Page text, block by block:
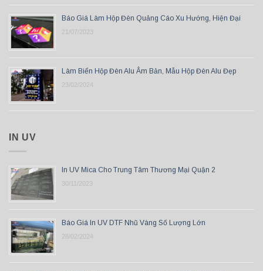
Báo Giá Làm Hộp Đèn Quảng Cáo Xu Hướng, Hiện Đại
21/07/2023
Làm Biển Hộp Đèn Alu Âm Bản, Mẫu Hộp Đèn Alu Đẹp
23/02/2024
IN UV
In UV Mica Cho Trung Tâm Thương Mại Quận 2
30/11/2023
Báo Giá In UV DTF Nhũ Vàng Số Lượng Lớn
28/02/2024